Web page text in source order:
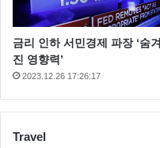
금리 인하 서민경제 파장 ‘숨겨
진 영향력’
2023.12.26 17:26:17
Travel